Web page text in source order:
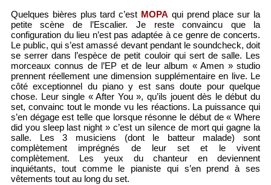
Quelques bières plus tard c’est MOPA qui prend place sur la
petite scène de l’Escalier. Je reste convaincu que la
configuration du lieu n’est pas adaptée à ce genre de concerts.
Le public, qui s’est amassé devant pendant le soundcheck, doit
se serrer dans l’espèce de petit couloir qui sert de salle. Les
morceaux connus de l’EP et de leur album « Amen » studio
prennent réellement une dimension supplémentaire en live. Le
côté exceptionnel du piano y est sans doute pour quelque
chose. Leur single « After You », qu’ils jouent dès le début du
set, convainc tout le monde vu les réactions. La puissance qui
s’en dégage est telle que lorsque résonne le début de « Where
did you sleep last night » c’est un silence de mort qui gagne la
salle. Les 3 musiciens (dont le batteur malade) sont
complètement imprégnés de leur set et le vivent
complètement. Les yeux du chanteur en deviennent
inquiétants, tout comme le pianiste qui s’en prend à ses
vêtements tout au long du set.